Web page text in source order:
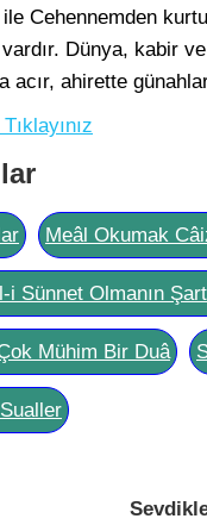
Cehennemden
Dünya, kabir
ahirette
Meâl Okumak
Sünnet Olmanın
Mühim Bir Duâ